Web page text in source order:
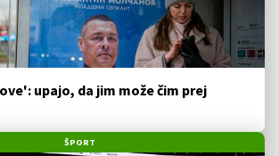
upajo, da jim može čim prej
ŠPORT